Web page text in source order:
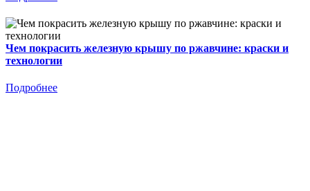
Чем покрасить железную крышу по ржавчине: краски и
технологии
Подробнее